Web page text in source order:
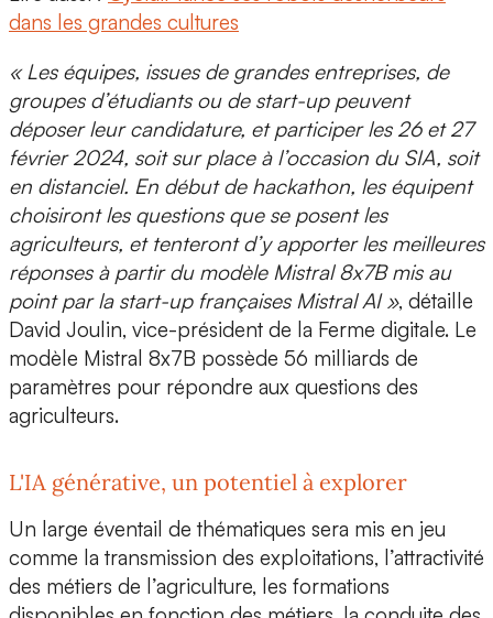
dans les grandes cultures
« Les équipes, issues de grandes entreprises, de
groupes d’étudiants ou de start-up peuvent
déposer leur candidature, et participer les 26 et 27
février 2024, soit sur place à l’occasion du SIA, soit
en distanciel. En début de hackathon, les équipent
choisiront les questions que se posent les
agriculteurs, et tenteront d’y apporter les meilleures
réponses à partir du modèle Mistral 8x7B mis au
point par la start-up françaises Mistral AI », détaille
David Joulin, vice-président de la Ferme digitale. Le
modèle Mistral 8x7B possède 56 milliards de
paramètres pour répondre aux questions des
agriculteurs.
L'IA générative, un potentiel à explorer
Un large éventail de thématiques sera mis en jeu
comme la transmission des exploitations, l’attractivité
des métiers de l’agriculture, les formations